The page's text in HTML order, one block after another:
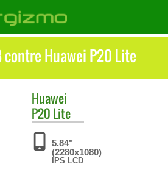
contre Huawei P20 Lite
Huawei
P20 Lite
5.84"
(2280x1080)
IPS LCD